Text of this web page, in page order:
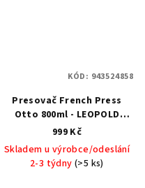
Presovač French Press
Otto 800ml - LEOPOLD
VIENNA
999 Kč
Skladem u výrobce/odeslání
2-3 týdny(>5 ks)
KÓD: 943524858